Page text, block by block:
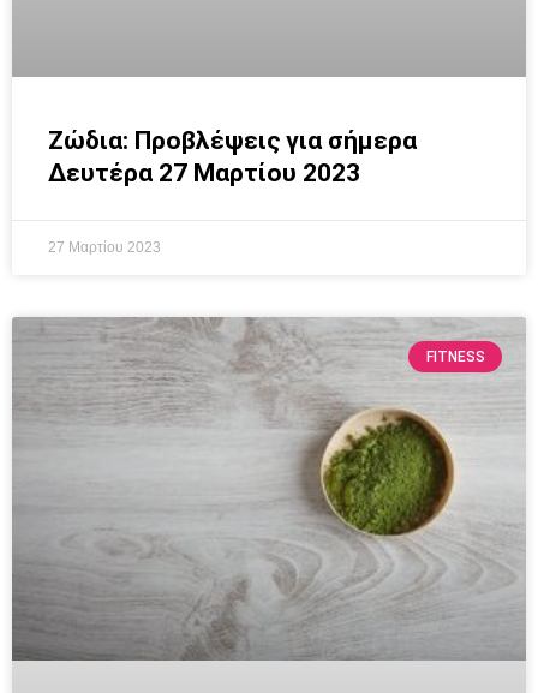
Ζώδια: Προβλέψεις για σήμερα
Δευτέρα 27 Μαρτίου 2023
27 Μαρτίου 2023
FITNESS